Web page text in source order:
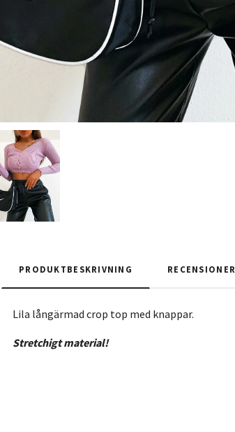
PRODUKTBESKRIVNING RECENSIONER
Lila långärmad crop top med knappar.
Stretchigt material!